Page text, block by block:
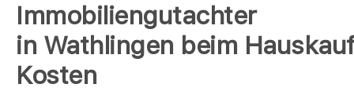
Immobiliengutachter
in Wathlingen beim
Kosten